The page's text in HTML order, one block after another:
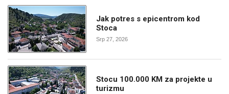
Jak potres s epicentrom kod
Stoca
Srp 27, 2026
Stocu 100.000 KM za projekte u
turizmu